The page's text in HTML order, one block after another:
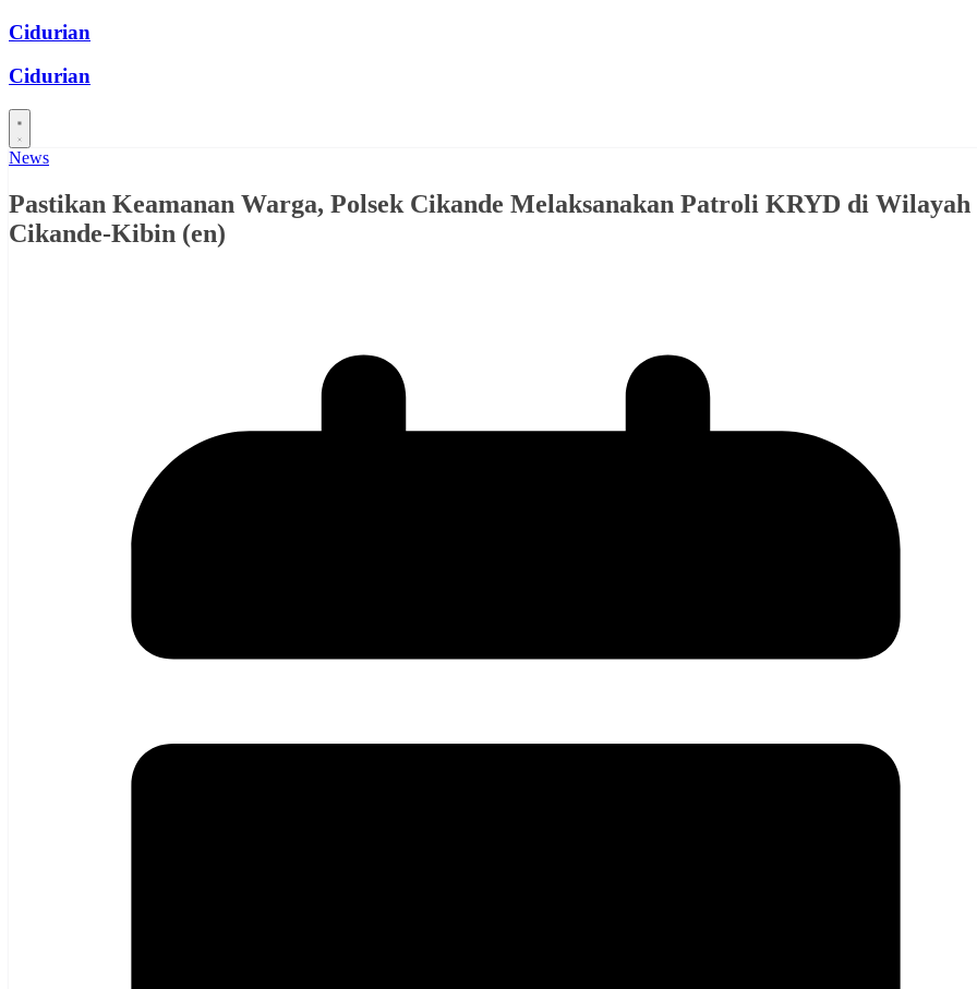
Skip
content
Cidurian
Cidurian
News
Pastikan Keamanan Warga, Polsek Cikande Melaksanakan Patroli KRYD di Wilayah
Cikande-Kibin (en)